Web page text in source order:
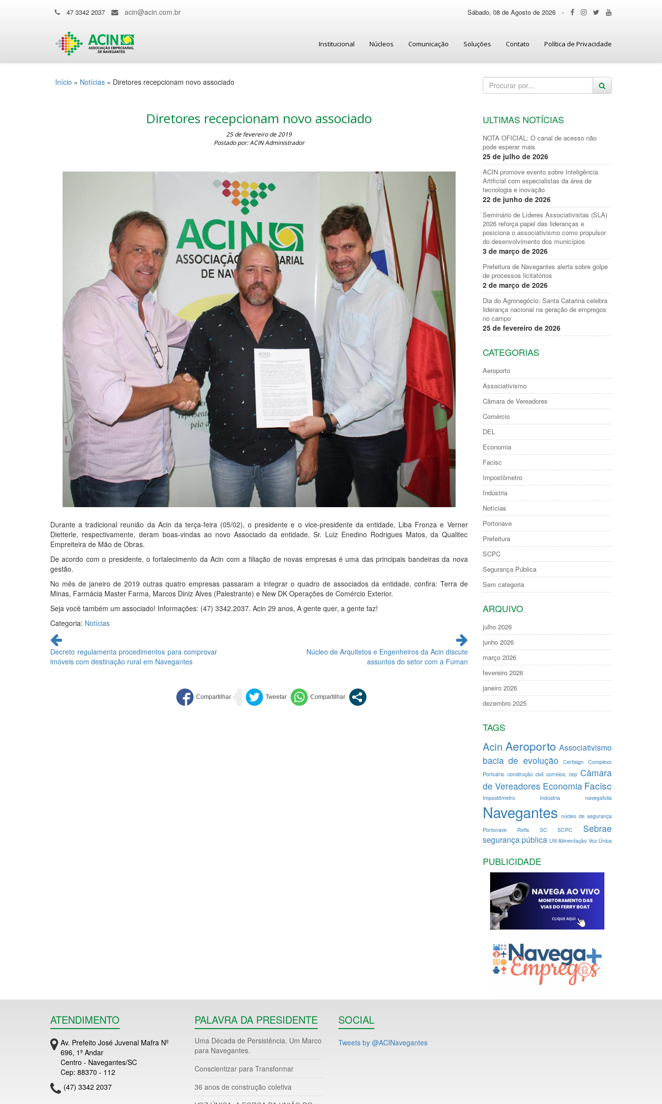
47 3342 2037 acin@acin.com.br Sábado, 08 de Agosto de 2026 -
Institucional Núcleos Comunicação Soluções Contato Política de Privacidade
Início » Notícias » Diretores recepcionam novo associado
Diretores recepcionam novo associado
25 de fevereiro de 2019
Postado por: ACIN Administrador
Durante a tradicional reunião da Acin da terça-feira (05/02), o presidente e o vice-presidente da entidade, Liba Fronza e Verner
Dietterle, respectivamente, deram boas-vindas ao novo Associado da entidade, Sr. Luiz Enedino Rodrigues Matos, da Qualitec
Empreiteira de Mão de Obras.
De acordo com o presidente, o fortalecimento da Acin com a filiação de novas empresas é uma das principais bandeiras da nova
gestão.
No mês de janeiro de 2019 outras quatro empresas passaram a integrar o quadro de associados da entidade, confira: Terra de
Minas, Farmácia Master Farma, Marcos Diniz Alves (Palestrante) e New DK Operações de Comércio Exterior.
Seja você também um associado! Informações: (47) 3342.2037. Acin 29 anos, A gente quer, a gente faz!
Categoria: Notícias
Continue
lendo
Decreto regulamenta procedimentos para comprovar
imóveis com destinação rural em Navegantes
Núcleo de Arquitetos e Engenheiros da Acin discute
assuntos do setor com a Fuman
ULTIMAS NOTÍCIAS
NOTA OFICIAL: O canal de acesso não
pode esperar mais
25 de julho de 2026
ACIN promove evento sobre Inteligência
Artificial com especialistas da área de
tecnologia e inovação
22 de junho de 2026
Seminário de Líderes Associativistas (SLA)
2026 reforça papel das lideranças e
posiciona o associativismo como propulsor
do desenvolvimento dos municípios
3 de março de 2026
Prefeitura de Navegantes alerta sobre golpe
de processos licitatórios
2 de março de 2026
Dia do Agronegócio: Santa Catarina celebra
liderança nacional na geração de empregos
no campo
25 de fevereiro de 2026
CATEGORIAS
Aeroporto
Associativismo
Câmara de Vereadores
Comércio
DEL
Economia
Facisc
Impostômetro
Indústria
Notícias
Portonave
Prefeitura
SCPC
Segurança Pública
Sem categoria
ARQUIVO
julho 2026
junho 2026
março 2026
fevereiro 2026
janeiro 2026
dezembro 2025
TAGS
Acin Aeroporto Associativismo
bacia de evolução Certisign Complexo
Portuário construção civil correios; cep Câmara
de Vereadores Economia Facisc
Impostômetro Indústria navegafolia
Navegantes núcleo de segurança
Portonave
Refis SC SCPC Sebrae
segurança pública Util Alimentação Voz Única
PUBLICIDADE
ATENDIMENTO
Av. Prefeito José Juvenal Mafra Nº
696, 1º Andar
Centro - Navegantes/SC
Cep: 88370 - 112
(47) 3342 2037
PALAVRA DA PRESIDENTE
Uma Década de Persistência. Um Marco
para Navegantes.
Conscientizar para Transformar
36 anos de construção coletiva
SOCIAL
Tweets by @ACINavegantes